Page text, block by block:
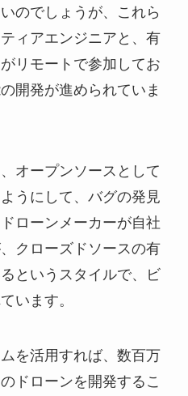
のでしょうが、これら
ィアエンジニアと、有
リモートで参加してお
開発が進められていま
オープンソースとして
うにして、バグの発見
ローンメーカーが自社
クローズドソースの有
というスタイルで、ビ
います。
を活用すれば、数百万
ドローンを開発するこ